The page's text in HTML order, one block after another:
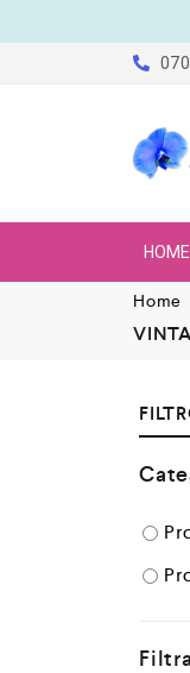
HOME
Home